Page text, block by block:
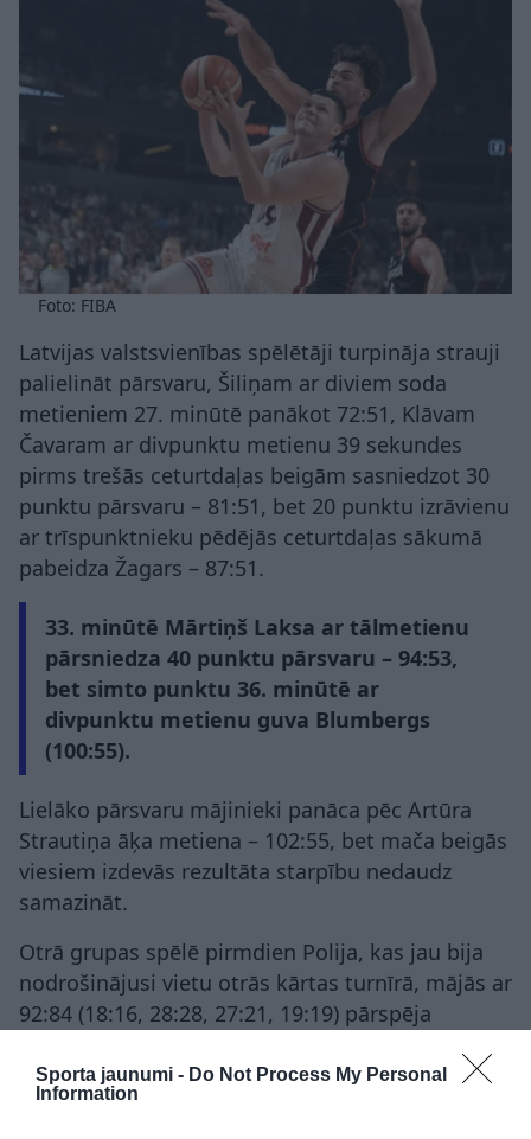
Sporta jaunumi - Do Not Process My Personal
Information
Foto: FIBA
Latvijas valstsvienības spēlētāji turpināja strauji
palielināt pārsvaru, Šiliņam ar diviem soda
metieniem 27. minūtē panākot 72:51, Klāvam
Čavaram ar divpunktu metienu 39 sekundes
pirms trešās ceturtdaļas beigām sasniedzot 30
punktu pārsvaru – 81:51, bet 20 punktu izrāvienu
ar trīspunktnieku pēdējās ceturtdaļas sākumā
pabeidza Žagars – 87:51.
33. minūtē Mārtiņš Laksa ar tālmetienu
pārsniedza 40 punktu pārsvaru – 94:53,
bet simto punktu 36. minūtē ar
divpunktu metienu guva Blumbergs
(100:55).
Lielāko pārsvaru mājinieki panāca pēc Artūra
Strautiņa āķa metiena – 102:55, bet mača beigās
viesiem izdevās rezultāta starpību nedaudz
samazināt.
Otrā grupas spēlē pirmdien Polija, kas jau bija
nodrošinājusi vietu otrās kārtas turnīrā, mājās ar
92:84 (18:16, 28:28, 27:21, 19:19) pārspēja
Uzvarētājiem 18 punktus guva Kamils Lačinskis,